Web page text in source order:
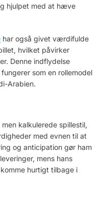
hjulpet med at hæve
har også givet værdifulde
hvilket påvirker
Denne indflydelse
som en rollemodel
Arabien.
kalkulerede spillestil,
med evnen til at
og anticipation gør ham
mens hans
hurtigt tilbage i